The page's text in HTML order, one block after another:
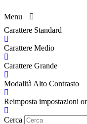
Menu
Carattere Standard
Carattere Medio
Carattere Grande
Modalità Alto Contrasto
Reimposta impostazioni
Cerca